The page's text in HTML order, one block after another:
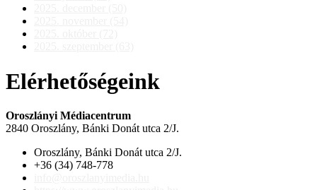
Elérhetőségeink
Oroszlányi Médiacentrum
2840 Oroszlány, Bánki Donát utca 2/J.
Oroszlány, Bánki Donát utca 2/J.
+36 (34) 748-778